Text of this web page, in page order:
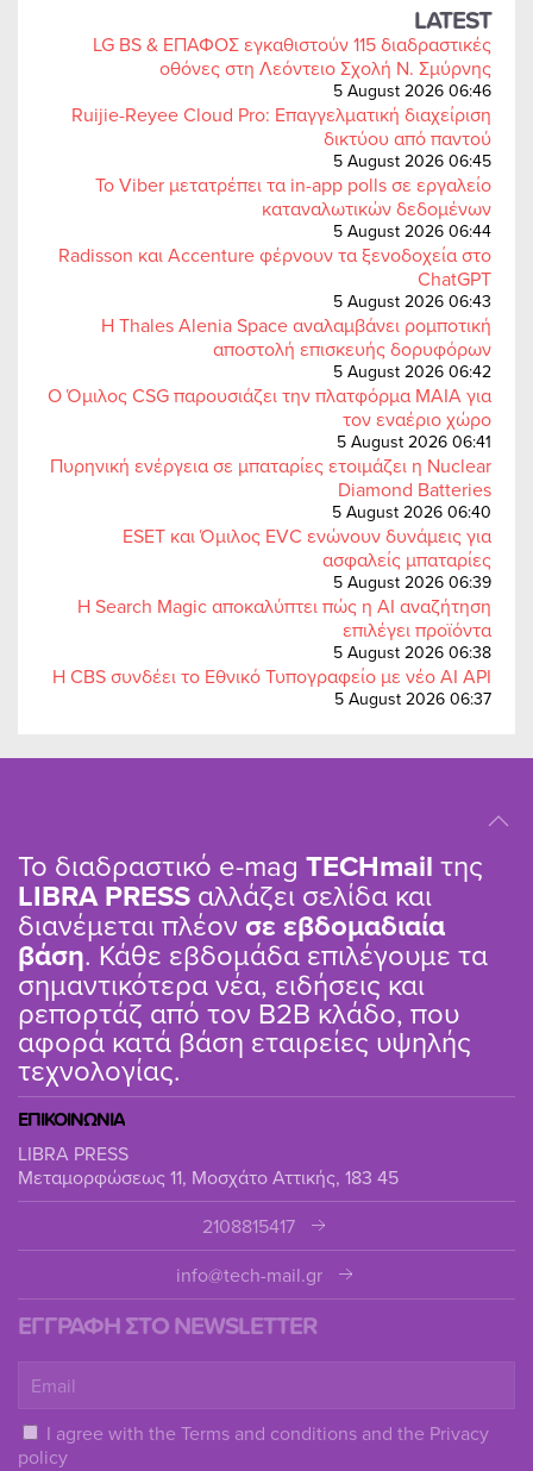
LATEST
LG BS & ΕΠΑΦΟΣ εγκαθιστούν 115 διαδραστικές
οθόνες στη Λεόντειο Σχολή Ν. Σμύρνης
5 August 2026 06:46
Ruijie-Reyee Cloud Pro: Επαγγελματική διαχείριση
δικτύου από παντού
5 August 2026 06:45
Το Viber μετατρέπει τα in-app polls σε εργαλείο
καταναλωτικών δεδομένων
5 August 2026 06:44
Radisson και Accenture φέρνουν τα ξενοδοχεία στο
ChatGPT
5 August 2026 06:43
Η Thales Alenia Space αναλαμβάνει ρομποτική
αποστολή επισκευής δορυφόρων
5 August 2026 06:42
Ο Όμιλος CSG παρουσιάζει την πλατφόρμα MAIA για
τον εναέριο χώρο
5 August 2026 06:41
Πυρηνική ενέργεια σε μπαταρίες ετοιμάζει η Nuclear
Diamond Batteries
5 August 2026 06:40
ESET και Όμιλος EVC ενώνουν δυνάμεις για
ασφαλείς μπαταρίες
5 August 2026 06:39
Η Search Magic αποκαλύπτει πώς η AI αναζήτηση
επιλέγει προϊόντα
5 August 2026 06:38
Η CBS συνδέει το Εθνικό Τυπογραφείο με νέο AI API
5 August 2026 06:37
Το διαδραστικό e-mag TΕCHmail της
LIBRA PRESS αλλάζει σελίδα και
διανέμεται πλέον σε εβδομαδιαία
βάση. Κάθε εβδομάδα επιλέγουμε τα
σημαντικότερα νέα, ειδήσεις και
ρεπορτάζ από τον B2B κλάδο, που
αφορά κατά βάση εταιρείες υψηλής
τεχνολογίας.
ΕΠΙΚΟΙΝΩΝΙΑ
LIBRA PRESS
Μεταμορφώσεως 11, Μοσχάτο Αττικής, 183 45
2108815417
info@tech-mail.gr
ΕΓΓΡΑΦΗ ΣΤΟ NEWSLETTER
I agree with the Terms and conditions and the Privacy
policy